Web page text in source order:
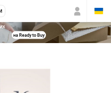
на Ready to Buy